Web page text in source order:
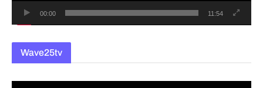
00:00 11:54
Wave25tv